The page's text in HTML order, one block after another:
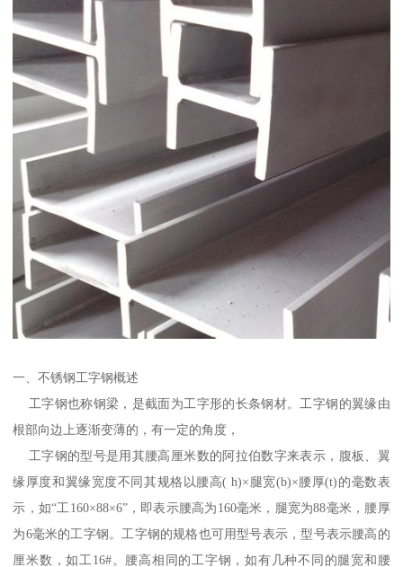
一、不锈钢工字钢概述
工字钢也称钢梁，是截面为工字形的长条钢材。工字钢的翼缘由
根部向边上逐渐变薄的，有一定的角度，
工字钢的型号是用其腰高厘米数的阿拉伯数字来表示，腹板、翼
缘厚度和翼缘宽度不同其规格以腰高( h)×腿宽(b)×腰厚(t)的毫数表
示，如“工160×88×6”，即表示腰高为160毫米，腿宽为88毫米，腰厚
为6毫米的工字钢。工字钢的规格也可用型号表示，型号表示腰高的
厘米数，如工16#。腰高相同的工字钢，如有几种不同的腿宽和腰